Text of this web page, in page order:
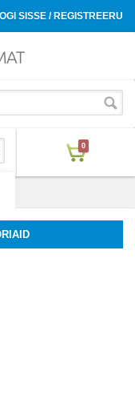
SISSE / REGISTREERU
0